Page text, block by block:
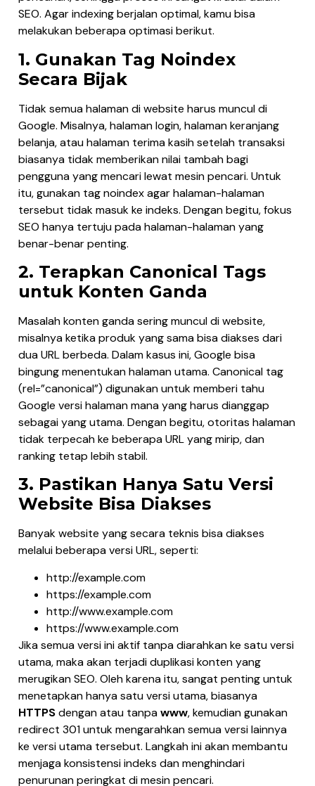
SEO. Agar indexing berjalan optimal, kamu bisa
melakukan beberapa optimasi berikut.
1. Gunakan Tag Noindex
Secara Bijak
Tidak semua halaman di website harus muncul di
Google. Misalnya, halaman login, halaman keranjang
belanja, atau halaman terima kasih setelah transaksi
biasanya tidak memberikan nilai tambah bagi
pengguna yang mencari lewat mesin pencari. Untuk
itu, gunakan tag noindex agar halaman-halaman
tersebut tidak masuk ke indeks. Dengan begitu, fokus
SEO hanya tertuju pada halaman-halaman yang
benar-benar penting.
2. Terapkan Canonical Tags
untuk Konten Ganda
Masalah konten ganda sering muncul di website,
misalnya ketika produk yang sama bisa diakses dari
dua URL berbeda. Dalam kasus ini, Google bisa
bingung menentukan halaman utama. Canonical tag
(rel=”canonical”) digunakan untuk memberi tahu
Google versi halaman mana yang harus dianggap
sebagai yang utama. Dengan begitu, otoritas halaman
tidak terpecah ke beberapa URL yang mirip, dan
ranking tetap lebih stabil.
3. Pastikan Hanya Satu Versi
Website Bisa Diakses
Banyak website yang secara teknis bisa diakses
melalui beberapa versi URL, seperti:
http://example.com
https://example.com
http://www.example.com
https://www.example.com
Jika semua versi ini aktif tanpa diarahkan ke satu versi
utama, maka akan terjadi duplikasi konten yang
merugikan SEO. Oleh karena itu, sangat penting untuk
menetapkan hanya satu versi utama, biasanya
HTTPSdengan atau tanpawww, kemudian gunakan
redirect 301 untuk mengarahkan semua versi lainnya
ke versi utama tersebut. Langkah ini akan membantu
menjaga konsistensi indeks dan menghindari
penurunan peringkat di mesin pencari.